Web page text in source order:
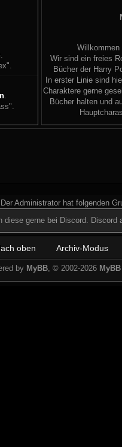
.
.
Wir sind ein freies
Bücher der Harry
In erster Linie sind
Charaktere gerne
Bücher halten und
Administrator hat folgenden
diese gerne bei Discord. Discord
oben Archiv-Modus
by MyBB , © 2002-2026